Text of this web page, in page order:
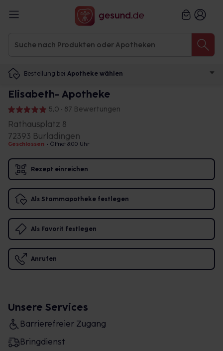
Bestellung bei Apotheke wählen
Elisabeth- Apotheke
5,0 • 87 Bewertungen
Rathausplatz 8
72393 Burladingen
Geschlossen • Öffnet 8:00 Uhr
Rezept einreichen
Als Stammapotheke festlegen
Als Favorit festlegen
Anrufen
Unsere Services
Barrierefreier Zugang
Bringdienst